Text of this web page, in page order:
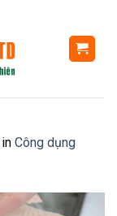
in Công dụng